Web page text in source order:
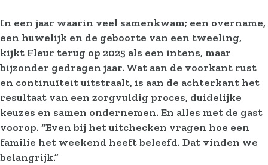
In een jaar waarin veel samenkwam; een overname,
een huwelijk en de geboorte van een tweeling,
kijkt Fleur terug op 2025 als een intens, maar
bijzonder gedragen jaar. Wat aan de voorkant rust
en continuïteit uitstraalt, is aan de achterkant het
resultaat van een zorgvuldig proces, duidelijke
keuzes en samen ondernemen. En alles met de gast
voorop. “Even bij het uitchecken vragen hoe een
familie het weekend heeft beleefd. Dat vinden we
belangrijk.”